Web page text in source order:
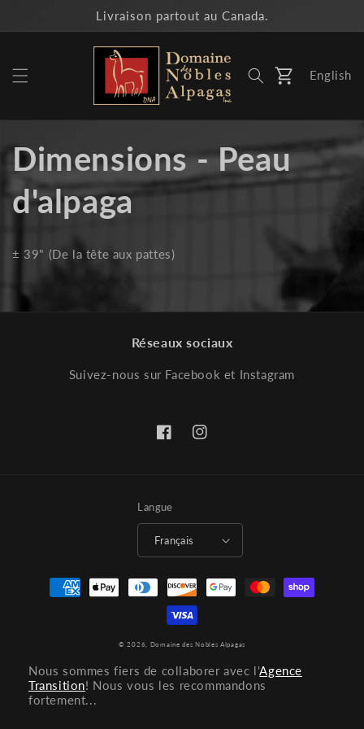
au
Livraison partout au Canada.
Panier English
Dimensions - Peau
d'alpaga
± 39" (De la tête aux pattes)
Réseaux sociaux
Suivez-nous sur Facebook et Instagram
FacebookInstagram
Langue
Français
Moyens
© 2026, Domaine des Nobles Alpagas
Nous sommes fiers de collaborer avec l'Agence
Transition! Nous vous les recommandons
fortement...